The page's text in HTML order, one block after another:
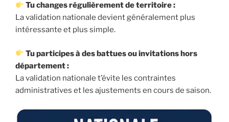
Tu changes régulièrement de territoire :
La validation nationale devient généralement plus
intéressante et plus simple.
Tu participes à des battues ou invitations hors
département :
La validation nationale t’évite les contraintes
administratives et les ajustements en cours de saison.